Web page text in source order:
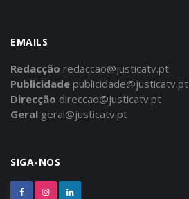
EMAILS
Redacção redaccao@justicatv.pt
Publicidade publicidade@justicatv.pt
Direcção direccao@justicatv.pt
Geral geral@justicatv.pt
SIGA-NOS